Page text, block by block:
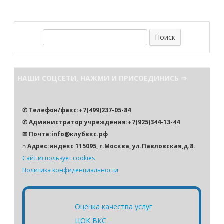
НАШИ СОЦСЕТИ, НАЖМИ И ПРИСОЕДИНИСЬ ⇒
✆ Телефон/факс:+7(499)237-05-84
✆ Администратор учреждения:+7(925)344-13-44
✉ Почта:info@клубвкс.рф
⌂ Адрес:индекс 115095, г.Москва, ул.Павловская,д.8.
Сайт использует cookies
Политика конфиденциальности
Оценка качества услуг
ЦОК ВКС